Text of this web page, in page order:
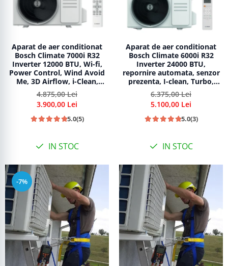
Aparat de aer conditionat
Bosch Climate 7000i R32
Inverter 12000 BTU, Wi-fi,
Power Control, Wind Avoid
Me, 3D Airflow, i-Clean,
Follow me, CL7000i 35 E -
CL7000iU W 35 E
4.875,00 Lei
3.900,00 Lei
5.0(5)
IN STOC
Aparat de aer conditionat
Bosch Climate 6000i R32
Inverter 24000 BTU,
repornire automata, senzor
prezenta, I-clean, Turbo,
Timer, Follow me, CL6001iU
W 70 E - CL6001i 70 E
6.375,00 Lei
5.100,00 Lei
5.0(3)
IN STOC
-7%